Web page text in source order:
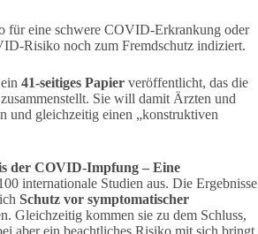
für eine schwere COVID-Erkrankung oder
Risiko noch zum Fremdschutz indiziert.
41-seitiges Papier veröffentlicht, das die
Sie will damit Ärzten und
und gleichzeitig einen „konstruktiven
der COVID-Impfung – Eine
internationale Studien aus. Die Ergebnisse
Schutz vor symptomatischer
Gleichzeitig kommen sie zu dem Schluss,